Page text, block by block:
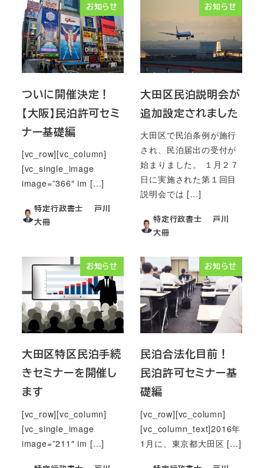
お知らせ
ついに開催決定！
【大阪】民泊許可セミ
ナー基礎編
[vc_row][vc_column]
[vc_single_image
image=”366″ im […]
特定行政書士 戸川
大冊
お知らせ
大田区民泊説明会が
追加設定されました
大田区で民泊条例が施行
され、民泊届出の受付が
始まりました。 １月２７
日に実施された第１回目
説明会では […]
特定行政書士 戸川
大冊
お知らせ
大田区特区民泊手続
きセミナーを開催し
ます
[vc_row][vc_column]
[vc_single_image
image=”211″ im […]
お知らせ
民泊合法化目前！
民泊許可セミナー基
礎編
[vc_row][vc_column]
[vc_column_text]2016年
1月に、東京都大田区 […]